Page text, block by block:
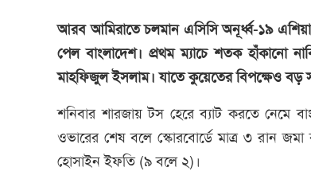
আরব আমিরাতে চলমান এসিসি অনূর্ধ্ব-১৯ এশিয়া
পেল বাংলাদেশ। প্রথম ম্যাচে শতক হাঁকানো
মাহফিজুল ইসলাম। যাতে কুয়েতের বিপক্ষেও বড়
শনিবার শারজায় টস হেরে ব্যাট করতে নেমে
ওভারের শেষ বলে স্কোরবোর্ডে মাত্র ৩ রান
হোসাইন ইফতি (৯ বলে ২)।